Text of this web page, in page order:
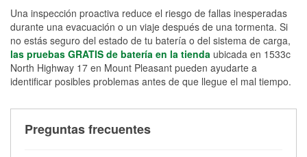
Una inspección proactiva reduce el riesgo de fallas inesperadas
durante una evacuación o un viaje después de una tormenta. Si
no estás seguro del estado de tu batería o del sistema de carga,
las pruebas GRATIS de batería en la tienda ubicada en 1533c
North Highway 17 en Mount Pleasant pueden ayudarte a
identificar posibles problemas antes de que llegue el mal tiempo.
Preguntas frecuentes